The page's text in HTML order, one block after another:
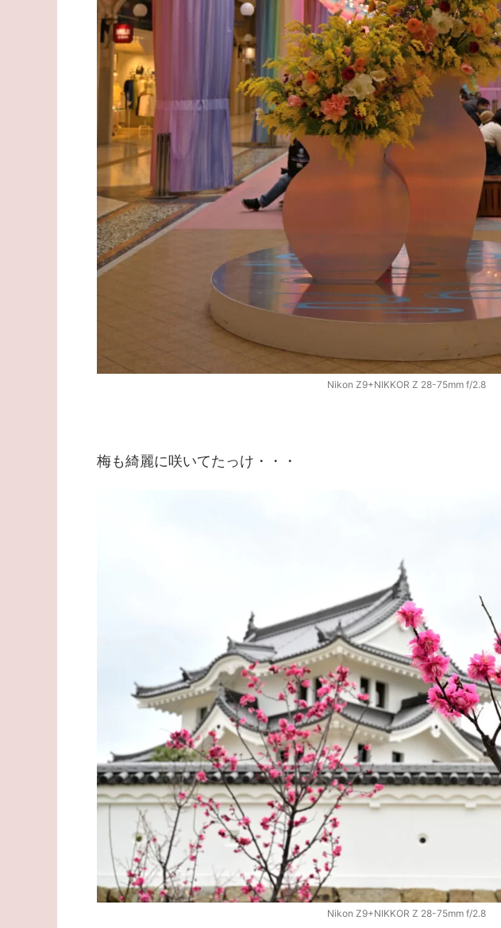
Nikon Z9+NIKKOR Z 28-75mm f/2.8
梅も綺麗に咲いてたっけ・・・
Nikon Z9+NIKKOR Z 28-75mm f/2.8